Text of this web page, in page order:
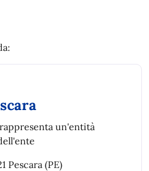
un'entità
Pescara (PE)